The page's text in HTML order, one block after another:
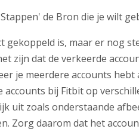
de Bron die je wilt
gekoppeld is, maar er nog
zijn dat de verkeerde
je meerdere accounts hebt
accounts bij Fitbit op
uit zoals onderstaande
Zorg daarom dat het